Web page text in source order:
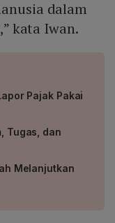
dalam
kata Iwan.
Pajak Pakai
Tugas, dan
Melanjutkan